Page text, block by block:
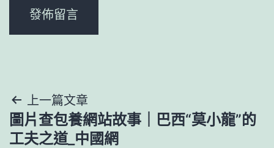
文
章
上一篇文章
圖片查包養網站故事｜巴西“莫小龍”的
工夫之道_中國網